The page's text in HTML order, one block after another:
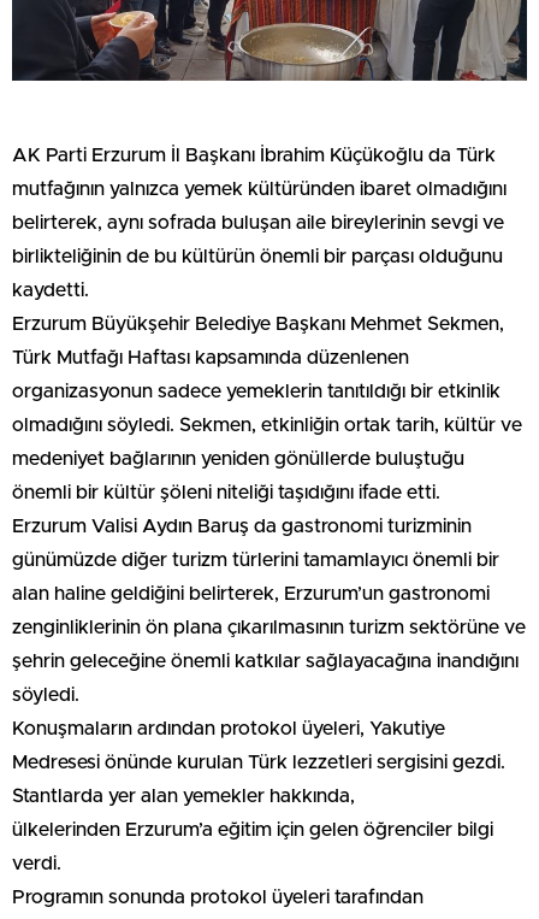
AK Parti Erzurum İl Başkanı İbrahim Küçükoğlu da Türk
mutfağının yalnızca yemek kültüründen ibaret olmadığını
belirterek, aynı sofrada buluşan aile bireylerinin sevgi ve
birlikteliğinin de bu kültürün önemli bir parçası olduğunu
kaydetti.
Erzurum Büyükşehir Belediye Başkanı Mehmet Sekmen,
Türk Mutfağı Haftası kapsamında düzenlenen
organizasyonun sadece yemeklerin tanıtıldığı bir etkinlik
olmadığını söyledi. Sekmen, etkinliğin ortak tarih, kültür ve
medeniyet bağlarının yeniden gönüllerde buluştuğu
önemli bir kültür şöleni niteliği taşıdığını ifade etti.
Erzurum Valisi Aydın Baruş da gastronomi turizminin
günümüzde diğer turizm türlerini tamamlayıcı önemli bir
alan haline geldiğini belirterek, Erzurum’un gastronomi
zenginliklerinin ön plana çıkarılmasının turizm sektörüne ve
şehrin geleceğine önemli katkılar sağlayacağına inandığını
söyledi.
Konuşmaların ardından protokol üyeleri, Yakutiye
Medresesi önünde kurulan Türk lezzetleri sergisini gezdi.
Stantlarda yer alan yemekler hakkında,
ülkelerinden Erzurum’a eğitim için gelen öğrenciler bilgi
verdi.
Programın sonunda protokol üyeleri tarafından